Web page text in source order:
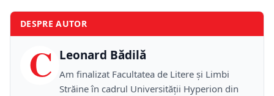
DESPRE AUTOR
C Leonard Bădilă
Am finalizat Facultatea de Litere și Limbi
Străine în cadrul Universității Hyperion din